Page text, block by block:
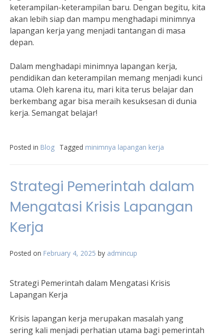
keterampilan-keterampilan baru. Dengan begitu, kita
akan lebih siap dan mampu menghadapi minimnya
lapangan kerja yang menjadi tantangan di masa
depan.
Dalam menghadapi minimnya lapangan kerja,
pendidikan dan keterampilan memang menjadi kunci
utama. Oleh karena itu, mari kita terus belajar dan
berkembang agar bisa meraih kesuksesan di dunia
kerja. Semangat belajar!
Posted in Blog Tagged minimnya lapangan kerja
Strategi Pemerintah dalam
Mengatasi Krisis Lapangan
Kerja
Posted on February 4, 2025 by admincup
Strategi Pemerintah dalam Mengatasi Krisis
Lapangan Kerja
Krisis lapangan kerja merupakan masalah yang
sering kali menjadi perhatian utama bagi pemerintah